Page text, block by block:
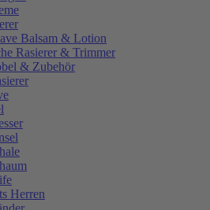
Balsam & Lotion
Rasierer & Trimmer
& Zubehör
Herren